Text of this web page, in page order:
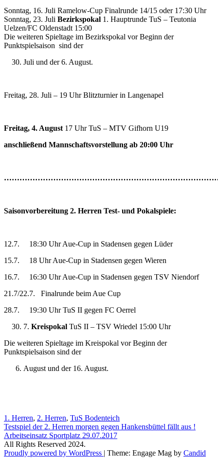
Sonntag, 16. Juli Ramelow-Cup Finalrunde 14/15 oder 17:30 Uhr
Sonntag, 23. Juli Bezirkspokal 1. Hauptrunde TuS – Teutonia
Uelzen/FC Oldenstadt 15:00
Die weiteren Spieltage im Bezirkspokal vor Beginn der
Punktspielsaison sind der
Juli und der 6. August.
Freitag, 28. Juli – 19 Uhr Blitzturnier in Langenapel
Freitag, 4. August 17 Uhr TuS – MTV Gifhorn U19
anschließend Mannschaftsvorstellung ab 20:00 Uhr
Saisonvorbereitung 2. Herren Test- und Pokalspiele:
12.7. 18:30 Uhr Aue-Cup in Stadensen gegen Lüder
15.7. 18 Uhr Aue-Cup in Stadensen gegen Wieren
16.7. 16:30 Uhr Aue-Cup in Stadensen gegen TSV Niendorf
21.7/22.7. Finalrunde beim Aue Cup
28.7. 19:30 Uhr TuS II gegen FC Oerrel
7. Kreispokal TuS II – TSV Wriedel 15:00 Uhr
Die weiteren Spieltage im Kreispokal vor Beginn der
Punktspielsaison sind der
August und der 16. August.
1. Herren, 2. Herren, TuS Bodenteich
Beitragsnavigation
Testspiel der 2. Herren morgen gegen Hankensbüttel fällt aus !
Arbeitseinsatz Sportplatz 29.07.2017
All Rights Reserved 2024.
Proudly powered by WordPress | Theme: Engage Mag by Candid